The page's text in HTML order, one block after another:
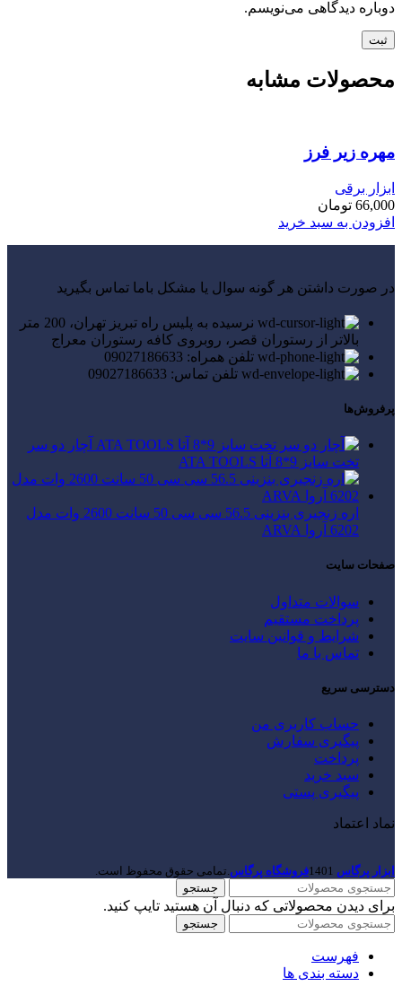
دوباره دیدگاهی می‌نویسم.
محصولات مشابه
مهره زیر فرز
ابزار برقی
66,000 تومان
افزودن به سبد خرید
در صورت داشتن هر گونه سوال یا مشکل باما تماس بگیرید
نرسیده به پلیس راه تبریز تهران، 200 متر
بالاتر از رستوران قصر، روبروی کافه رستوران معراج
تلفن همراه: 09027186633
تلفن تماس: 09027186633
پرفروش‌ها
آچار دو سر
تخت سایز 9*8 آتا ATA TOOLS
اره زنجیری بنزینی 56.5 سی سی 50 سانت 2600 وات مدل
6202 آروا ARVA
صفحات سایت
سوالات متداول
پرداخت مستقیم
شرایط و قوانین سایت
تماس با ما
دسترسی سریع
حساب کاربری من
پیگیری سفارش
پرداخت
سبد خرید
پیگیری پستی
نماد اعتماد
ابزار پرگاس 1401فروشگاه پرگاس .تمامی حقوق محفوظ است.
جستجو
برای دیدن محصولاتی که دنبال آن هستید تایپ کنید.
جستجو
فهرست
دسته بندی ها